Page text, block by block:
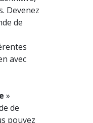
Devenez
de
avec
»
de
pouvez